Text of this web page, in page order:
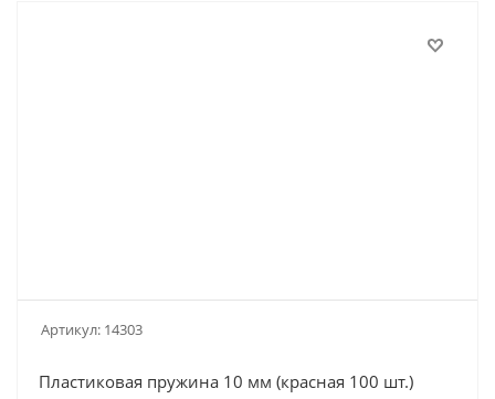
Артикул: 14303
Пластиковая пружина 10 мм (красная 100 шт.)